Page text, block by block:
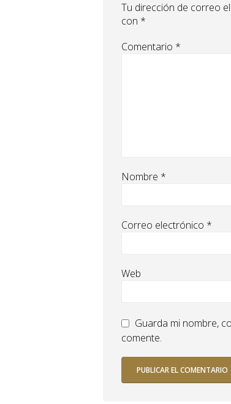
Tu dirección de correo
con *
Comentario *
Nombre *
Correo electrónico *
Web
Guarda mi nombre,
comente.